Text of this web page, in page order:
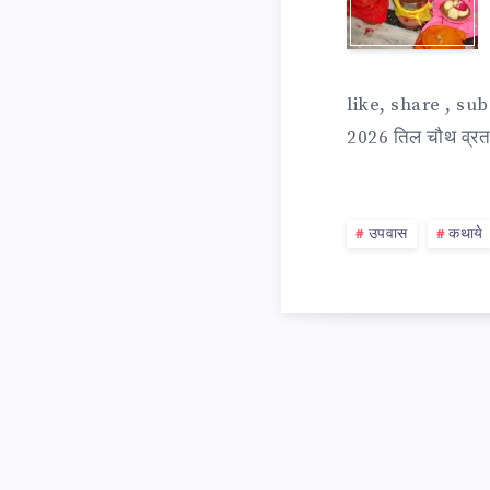
चौथ
व्रत
की
like, share ,
2026 तिल चौथ
उपवास कथाये